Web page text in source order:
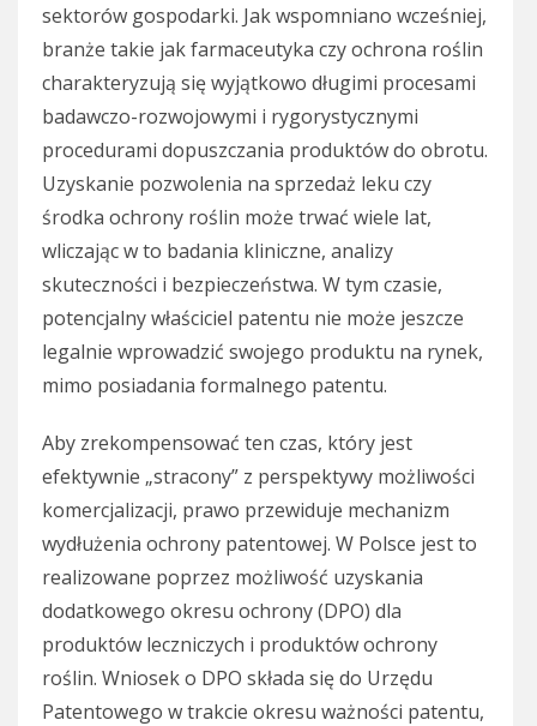
sektorów gospodarki. Jak wspomniano wcześniej,
branże takie jak farmaceutyka czy ochrona roślin
charakteryzują się wyjątkowo długimi procesami
badawczo-rozwojowymi i rygorystycznymi
procedurami dopuszczania produktów do obrotu.
Uzyskanie pozwolenia na sprzedaż leku czy
środka ochrony roślin może trwać wiele lat,
wliczając w to badania kliniczne, analizy
skuteczności i bezpieczeństwa. W tym czasie,
potencjalny właściciel patentu nie może jeszcze
legalnie wprowadzić swojego produktu na rynek,
mimo posiadania formalnego patentu.
Aby zrekompensować ten czas, który jest
efektywnie „stracony” z perspektywy możliwości
komercjalizacji, prawo przewiduje mechanizm
wydłużenia ochrony patentowej. W Polsce jest to
realizowane poprzez możliwość uzyskania
dodatkowego okresu ochrony (DPO) dla
produktów leczniczych i produktów ochrony
roślin. Wniosek o DPO składa się do Urzędu
Patentowego w trakcie okresu ważności patentu,